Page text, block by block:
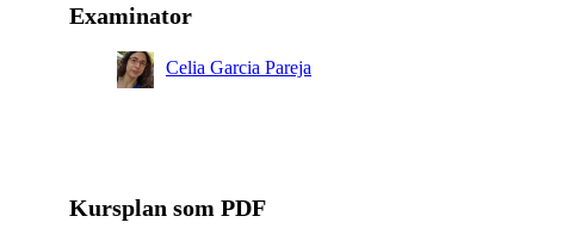
Examinator
Celia Garcia Pareja
Kursplan som PDF